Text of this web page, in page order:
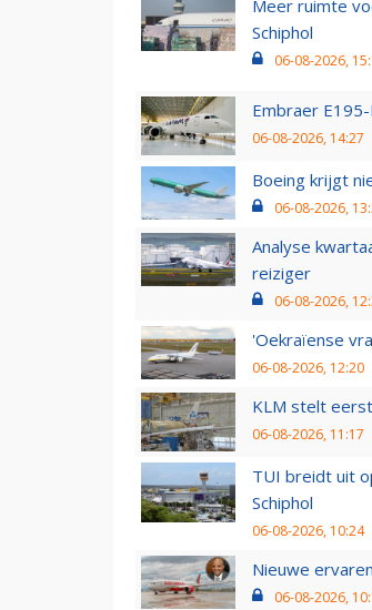
Meer ruimte
Schiphol
06-08-2026,
Embraer
06-08-2026, 14:27
Boeing krijgt
06-08-2026,
Analyse
reiziger
06-08-2026,
'Oekraïense
06-08-2026, 12:20
KLM stelt
06-08-2026, 11:17
TUI breidt uit
Schiphol
06-08-2026, 10:24
Nieuwe
06-08-2026,